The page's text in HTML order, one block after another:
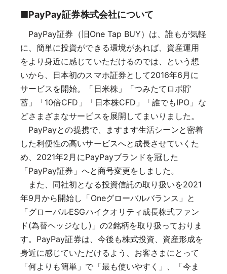
■PayPay証券株式会社について
PayPay証券（旧One Tap BUY）は、誰もが気軽
に、簡単に投資ができる環境があれば、資産運用
をより身近に感じていただけるのでは、という想
いから、日本初のスマホ証券として2016年6月に
サービスを開始。「日米株」「つみたてロボ貯
蓄」「10倍CFD」「日本株CFD」「誰でもIPO」な
どさまざまなサービスを展開してまいりました。
PayPayとの提携で、ますます生活シーンと密着
した利便性の高いサービスへと成長させていくた
め、2021年2月にPayPayブランドを冠した
「PayPay証券」へと商号変更をしました。
また、同社初となる投資信託の取り扱いを2021
年9⽉から開始し「Oneグローバルバランス」と
「グローバルESGハイクオリティ成長株式ファン
ド(為替ヘッジなし)」の2銘柄を取り扱っておりま
す。PayPay証券は、今後も株式投資、資産形成を
身近に感じていただけるよう、お客さまにとって
「何よりも簡単」で「最も使いやすく」、「今ま